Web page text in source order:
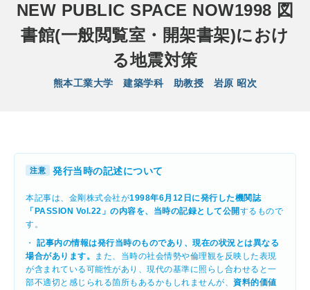
NEW PUBLIC SPACE NOW1998 図
書館(一般閲覧室・開架書架)におけ
る地震対策
熊本工業大学 建築学科 助教授 岩原 昭次
注意 発行当時の記述について
本記事は、金剛株式会社が1998年6月12日に発行した機関誌
「PASSION Vol.22」の内容を、当時の記録として公開するもので
す。
・ 記事内の情報は発行当時のものであり、現在の状況とは異なる
場合があります。
また、当時の社会情勢や倫理観を反映した表現
が含まれている可能性があり、現代の基準に照らし合わせると一
部不適切と感じられる箇所もあるかもしれませんが、 資料的価値